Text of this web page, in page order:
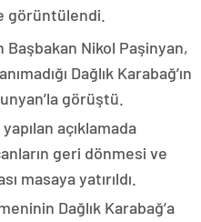
görüntülendi.
Başbakan Nikol Paşinyan,
Dağlık Karabağ’ın
görüştü.
açıklamada
geri dönmesi ve
masaya yatırıldı.
Dağlık Karabağ’a